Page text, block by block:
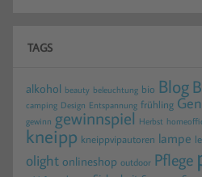
TAGS
alkohol beauty beleuchtung bio Blog
camping Design Entspannung frühling
gewinn gewinnspiel Herbst
kneipp kneippvipautoren lampe
olight onlineshop outdoor Pflege